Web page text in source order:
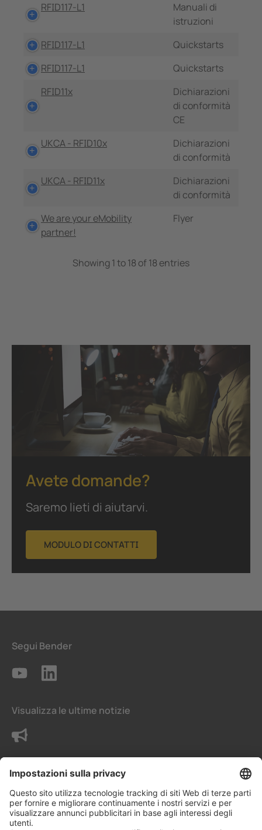
RFID117-L1
Manuali di
istruzioni
RFID117-L1
Quickstarts
RFID117-L1
Quickstarts
RFID11x
Dichiarazioni
di conformità
CE
UKCA - RFID10x
Dichiarazioni
di conformità
UKCA - RFID11x
Dichiarazioni
di conformità
We are your eMobility
partner!
Flyer
Showing 1 to 18 of 18 entries
Avete domande?
Saremo lieti di aiutarvi.
MODULO DI CONTATTI
Segui Bender
Visualizza le ultime notizie
Contattaci